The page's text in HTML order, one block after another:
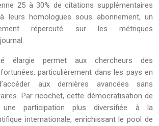
25 à 30% de citations supplémentaires
leurs homologues sous abonnement, un
répercuté sur les métriques
élargie permet aux chercheurs des
particulièrement dans les pays en
aux dernières avancées sans
Par ricochet, cette démocratisation de
une participation plus diversifiée à la
internationale, enrichissant le pool de